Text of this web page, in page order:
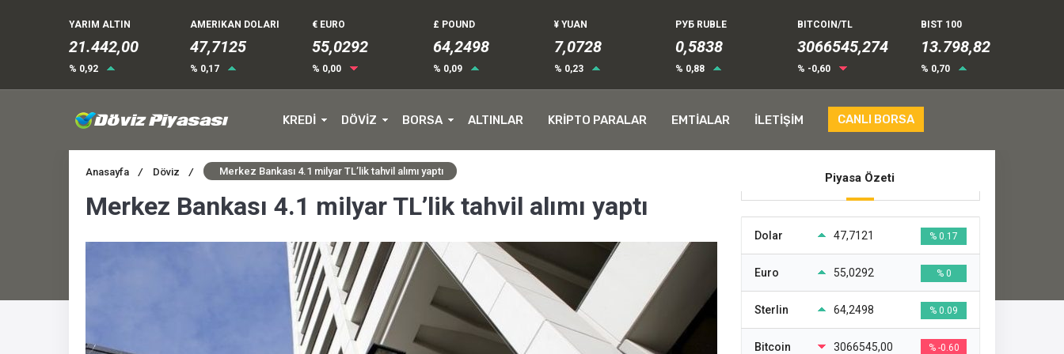
YARIM ALTIN
21.442,00
% 0,92
AMERIKAN DOLARI
47,7125
% 0,17
€ EURO
55,0294
% 0,00
£ POUND
64,2498
% 0,09
¥ YUAN
7,0728
% 0,23
РУБ RUBLE
0,5844
% 0,88
BITCOIN/TL
3066545,274
% -0,60
BIST 100
13.798,82
% 0,70
KREDİ DÖVİZ BORSA ALTINLAR KRİPTO PARALAR EMTİALAR İLETİŞİM CANLI BORSA
Anasayfa / Döviz / Merkez Bankası 4.1 milyar TL’lik tahvil alımı yaptı
Merkez Bankası 4.1 milyar TL’lik tahvil alımı yaptı
Piyasa Özeti
Dolar 47,7121 % 0.17
Euro 55,0292 % 0
Sterlin 64,2498 % 0.09
Bitcoin 3066545,00 % -0.60